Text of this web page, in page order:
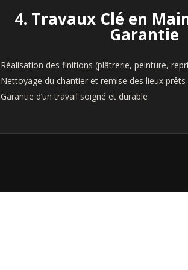
4. Travaux Clé en
Garantie
Réalisation des finitions (plâtrerie, peinture,
Nettoyage du chantier et remise des lieux
Garantie d’un travail soigné et durable